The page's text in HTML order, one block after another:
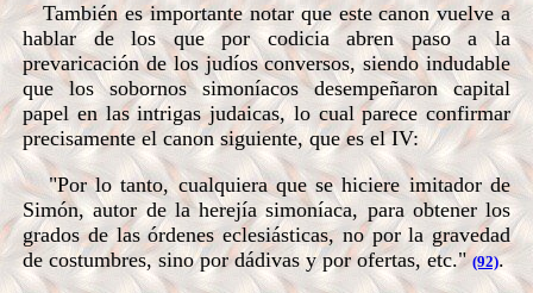
También es importante notar que este canon vuelve a
hablar de los que por codicia abren paso a la
prevaricación de los judíos conversos, siendo indudable
que los sobornos simoníacos desempeñaron capital
papel en las intrigas judaicas, lo cual parece confirmar
precisamente el canon siguiente, que es el IV:
"Por lo tanto, cualquiera que se hiciere imitador de
Simón, autor de la herejía simoníaca, para obtener los
grados de las órdenes eclesiásticas, no por la gravedad
de costumbres, sino por dádivas y por ofertas, etc."(92).